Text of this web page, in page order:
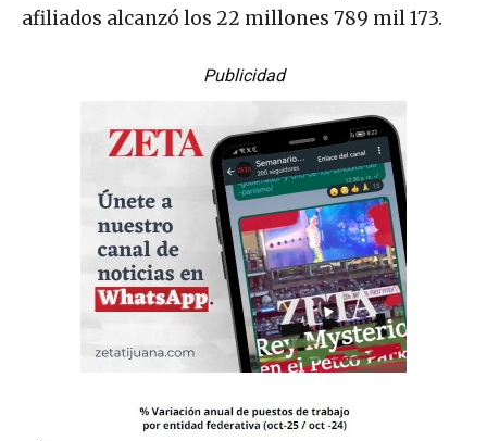
afiliados alcanzó los 22 millones 789 mil 173.
Publicidad